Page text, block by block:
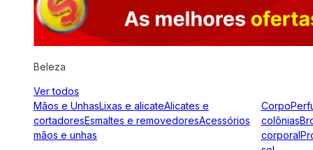
Beleza
Ver todos
Mãos e UnhasLixas e alicateAlicates e
cortadoresEsmaltes e removedoresAcessórios
mãos e unhas
Corpo
colônias
corporal